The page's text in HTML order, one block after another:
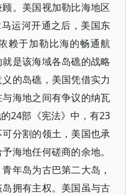
。美国视加勒比海地区
运河开通之后，美国东
赖于加勒比海的畅通航
是该海域各岛礁的战略
的岛礁，美国凭借实力
海地之间有争议的纳瓦
24部《宪法》中，有23
分割的领土，美国也承
海地任何磋商的余地。
年岛为古巴第二大岛，
拥有主权。美国虽与古